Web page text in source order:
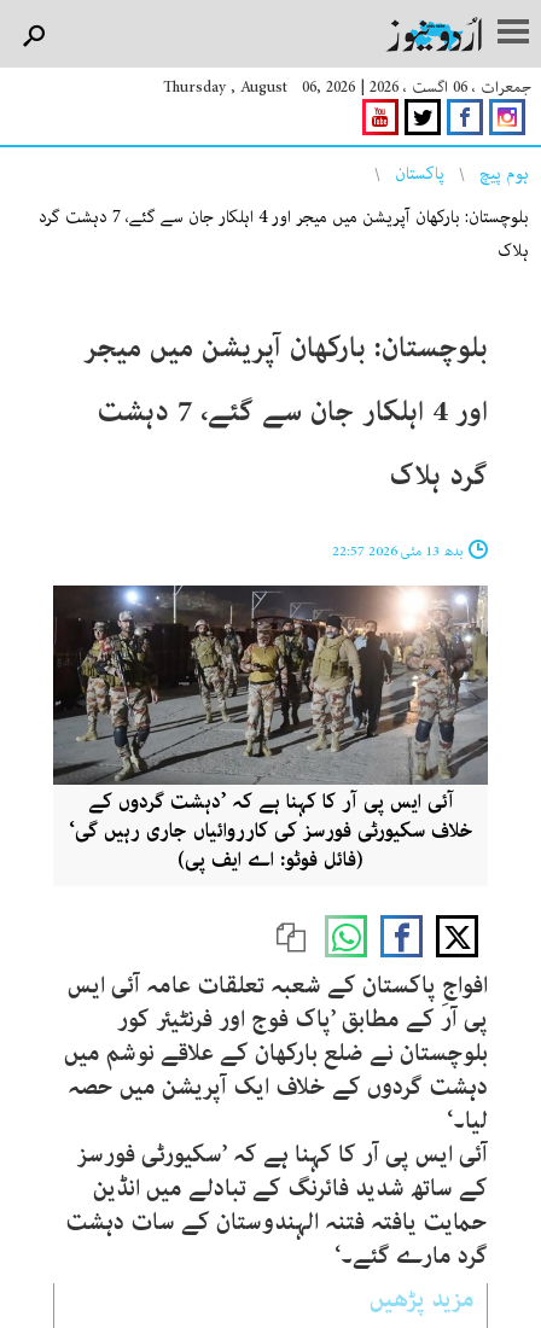
جمعرات ، 06 اگست ، 2026 |
Thursday , August 06, 2026
You are here
ہوم پیچ
پاکستان
بلوچستان: بارکھان آپریشن میں میجر اور 4 اہلکار جان سے گئے، 7 دہشت گرد
ہلاک
بلوچستان: بارکھان آپریشن میں میجر
اور 4 اہلکار جان سے گئے، 7 دہشت
گرد ہلاک
بدھ 13 مئی 2026 22:57
آئی ایس پی آر کا کہنا ہے کہ ’دہشت گردوں کے
خلاف سکیورٹی فورسز کی کارروائیاں جاری رہیں گی‘
(فائل فوٹو: اے ایف پی)
افواجِ پاکستان کے شعبہ تعلقات عامہ آئی ایس
پی آر کے مطابق ’پاک فوج اور فرنٹیئر کور
بلوچستان نے ضلع بارکھان کے علاقے نوشم میں
دہشت گردوں کے خلاف ایک آپریشن میں حصہ
لیا۔‘
آئی ایس پی آر کا کہنا ہے کہ ’سکیورٹی فورسز
کے ساتھ شدید فائرنگ کے تبادلے میں انڈین
حمایت یافتہ فتنہ الہندوستان کے سات دہشت
گرد مارے گئے۔‘
مزید پڑھیں